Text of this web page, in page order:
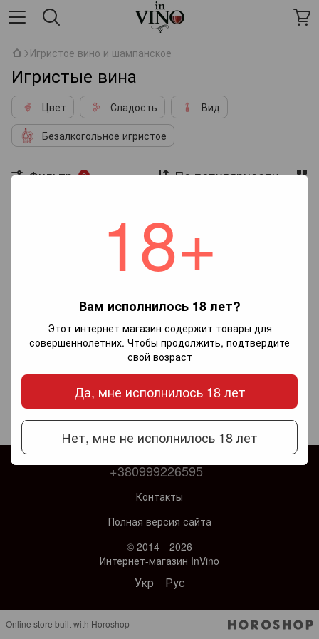
18+
Вам исполнилось 18 лет?
Этот интернет магазин содержит товары для
совершеннолетних. Чтобы продолжить, подтвердите
свой возраст
Да, мне исполнилось 18 лет
Нет, мне не исполнилось 18 лет
Игристое вино и шампанское
Игристые вина
Цвет Сладость
Вид
Безалкогольное игристое
Фильтр 2 По популярности
+380999226595
Контакты
Полная версия сайта
© 2014—2026
Интернет-магазин InVino
Укр Рус
Online store built with Horoshop